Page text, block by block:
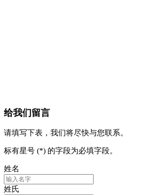
给我们留言
请填写下表，我们将尽快与您联系。
标有星号 (*) 的字段为必填字段。
姓名
姓氏